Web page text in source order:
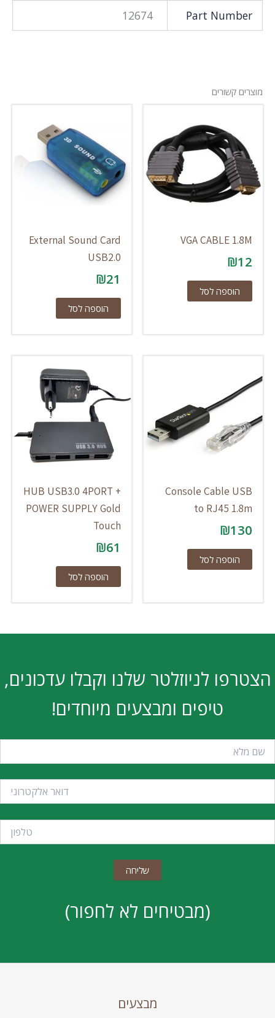
Part Number
12674
מוצרים קשורים
VGA CABLE 1.8M
₪12
הוספה לסל
External Sound Card
USB2.0
₪21
הוספה לסל
Console Cable USB
to RJ45 1.8m
₪130
הוספה לסל
HUB USB3.0 4PORT +
POWER SUPPLY Gold
Touch
₪61
הוספה לסל
הצטרפו לניוזלטר שלנו וקבלו עדכונים,
טיפים ומבצעים מיוחדים!
(מבטיחים לא לחפור)
מבצעים